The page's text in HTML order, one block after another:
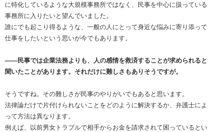
に特化しているような大規模事務所ではなく、民事を中心に扱っている
事務所に入りたいと望んでいました。
誰にでも起こり得るような、一般の人にとって身近な悩みに寄り添って
仕事をしたいという思いが今でもあります。
――民事では企業法務よりも、人の感情を救済することが求められると
聞いたことがあります。それだけに難しさもありそうですが。
そうですね。その難しさが民事のやりがいでもあると思います。
法律論だけで片付けられないことをどのように解決するか、弁護士によ
って方法は異なります。
例えば、以前男女トラブルで相手からお金を請求されて困っているとい